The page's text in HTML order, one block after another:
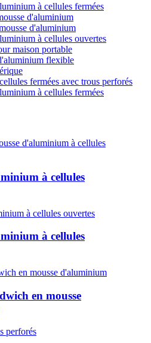
à cellules fermées
d'aluminium
d'aluminium
à cellules ouvertes
maison portable
flexible
fermées avec trous perforés
à cellules fermées
à cellules
à cellules
en mousse